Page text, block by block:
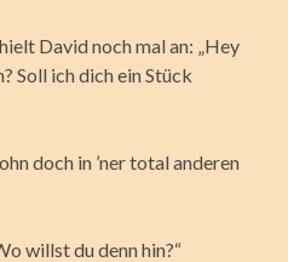
David noch mal an: „Hey
Soll ich dich ein Stück
doch in ’ner total anderen
willst du denn hin?“